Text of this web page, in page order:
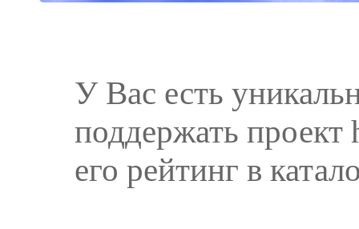
У Вас есть
поддержать
его рейтинг в